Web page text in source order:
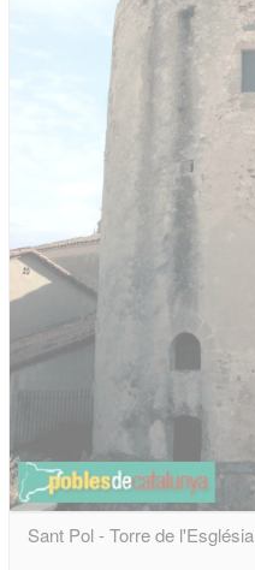
Sant Pol - Torre de l'Església